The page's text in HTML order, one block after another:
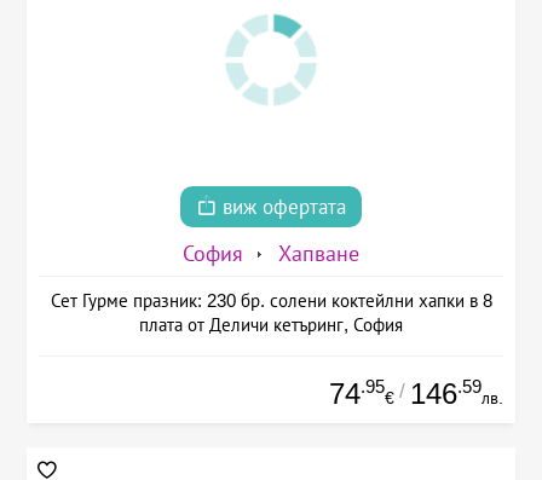
виж офертата
София Хапване
Сет Гурме празник: 230 бр. солени коктейлни хапки в 8
плата от Деличи кетъринг, София
74.95
€ / 146.59
лв.